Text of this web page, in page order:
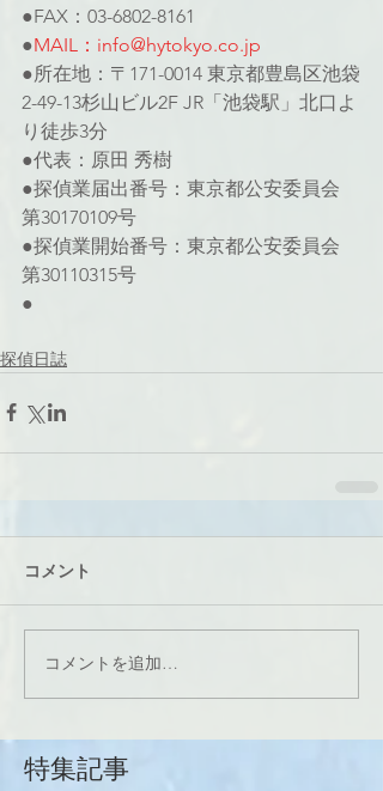
●FAX：03-6802-8161
●MAIL：info@hytokyo.co.jp
●所在地：〒171-0014 東京都豊島区池袋
2-49-13杉山ビル2F JR「池袋駅」北口よ
り徒歩3分
●代表：原田 秀樹
●探偵業届出番号：東京都公安委員会
第30170109号
●探偵業開始番号：東京都公安委員会
第30110315号
●
探偵日誌
コメント
コメントを追加…
特集記事